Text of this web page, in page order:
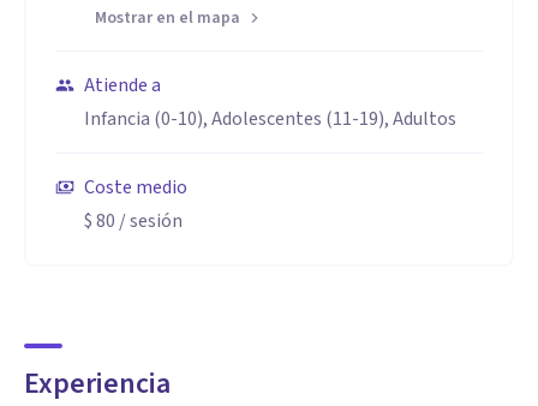
Mostrar en el mapa
Atiende a
Infancia (0-10), Adolescentes (11-19), Adultos
Coste medio
$ 80 / sesión
Experiencia